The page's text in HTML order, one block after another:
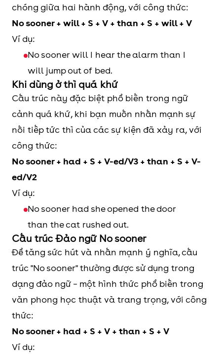
chóng giữa hai hành động, với công thức:
No sooner + will + S + V + than + S + will + V
Ví dụ:
No sooner will I hear the alarm than I
will jump out of bed.
Khi dùng ở thì quá khứ
Cấu trúc này đặc biệt phổ biến trong ngữ
cảnh quá khứ, khi bạn muốn nhấn mạnh sự
nối tiếp tức thì của các sự kiện đã xảy ra, với
công thức:
No sooner + had + S + V-ed/V3 + than + S + V-
ed/V2
Ví dụ:
No sooner had she opened the door
than the cat rushed out.
Cấu trúc Đảo ngữ No sooner
Để tăng sức hút và nhấn mạnh ý nghĩa, cấu
trúc "No sooner" thường được sử dụng trong
dạng đảo ngữ – một hình thức phổ biến trong
văn phong học thuật và trang trọng, với công
thức:
No sooner + had + S + V + than + S + V
Ví dụ: